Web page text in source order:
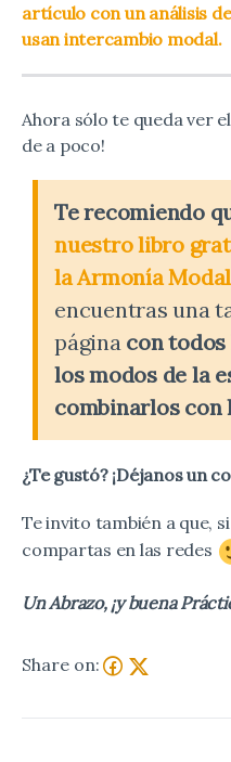
artículo con un análisis
usan intercambio modal.
Ahora sólo te queda ver
de a poco!
Te recomiendo
nuestro libro
la Armonía
encuentras una
página con
los modos de la
combinarlos con
¿Te gustó? ¡Déjanos un
Te invito también a que,
compartas en las redes
Un Abrazo, ¡y buena
Share on: